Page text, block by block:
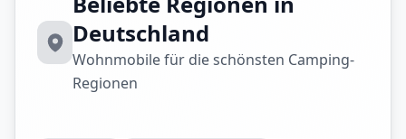
Deutschland
Wohnmobile für die schönsten Camping-
Regionen